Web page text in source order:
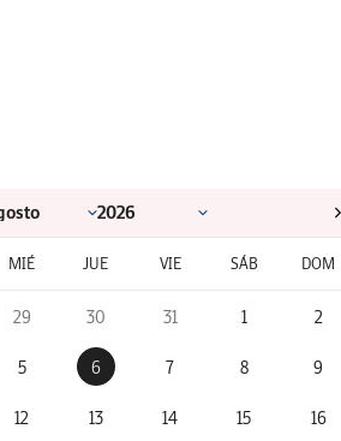
MIÉ JUE VIE SÁB DOM
29 30 31 1 2
5 6 7 8 9
12 13 14 15 16